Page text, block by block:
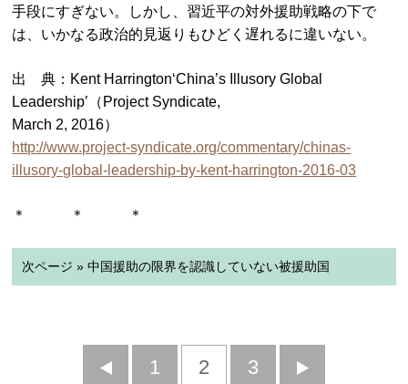
手段にすぎない。しかし、習近平の対外援助戦略の下で
は、いかなる政治的見返りもひどく遅れるに違いない。
出 典：Kent Harrington‘China’s Illusory Global
Leadership’（Project Syndicate,
March 2, 2016）
http://www.project-syndicate.org/commentary/chinas-
illusory-global-leadership-by-kent-harrington-2016-03
＊ ＊ ＊
次ページ » 中国援助の限界を認識していない被援助国
前
1 2 3